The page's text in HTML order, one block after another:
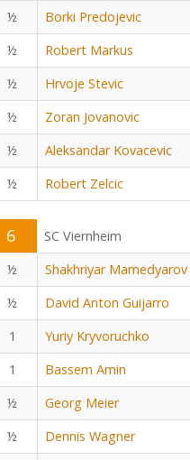
½ Borki Predojevic
½ Robert Markus
½ Hrvoje Stevic
½ Zoran Jovanovic
½ Aleksandar Kovacevic
½ Robert Zelcic
6
SC Viernheim
½ Shakhriyar Mamedyarov
½ David Anton Guijarro
1 Yuriy Kryvoruchko
1 Bassem Amin
½ Georg Meier
½ Dennis Wagner